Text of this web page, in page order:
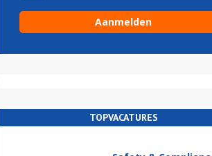
TOPVACATURES